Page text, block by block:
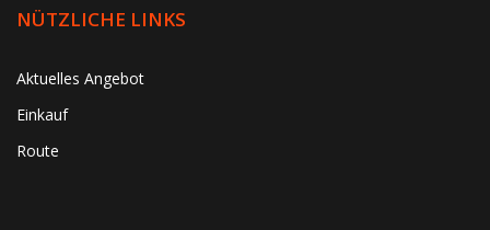
NÜTZLICHE LINKS
Aktuelles Angebot
Einkauf
Route